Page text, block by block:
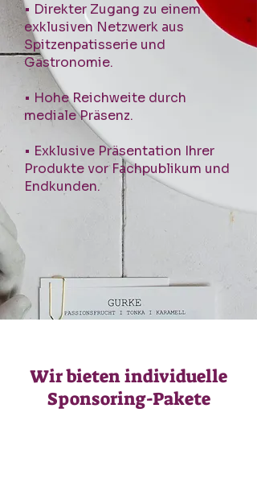
• Direkter Zugang zu einem
exklusiven Netzwerk aus
Spitzenpatisserie und
Gastronomie.
• Hohe Reichweite durch
mediale Präsenz.
• Exklusive Präsentation Ihrer
Produkte vor Fachpublikum und
Endkunden.
Wir bieten individuelle
Sponsoring-Pakete